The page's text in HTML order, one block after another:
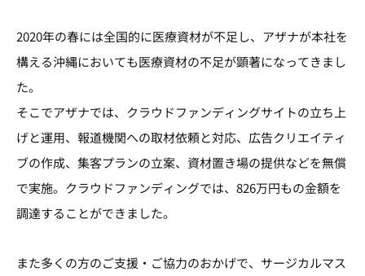
2020年の春には全国的に医療資材が不足し、アザナが本社を
構える沖縄においても医療資材の不足が顕著になってきまし
た。
そこでアザナでは、クラウドファンディングサイトの立ち上
げと運用、報道機関への取材依頼と対応、広告クリエイティ
ブの作成、集客プランの立案、資材置き場の提供などを無償
で実施。クラウドファンディングでは、826万円もの金額を
調達することができました。
また多くの方のご支援・ご協力のおかげで、サージカルマス